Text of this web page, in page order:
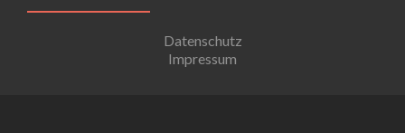
Datenschutz
Impressum